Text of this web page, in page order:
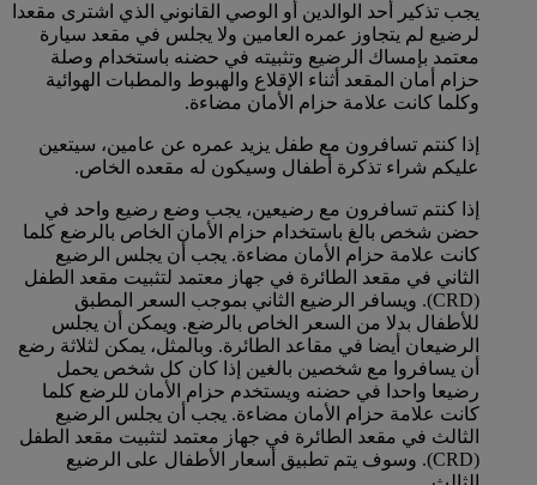
يجب تذكير أحد الوالدين أو الوصي القانوني الذي اشترى مقعدا
لرضيع لم يتجاوز عمره العامين ولا يجلس في مقعد سيارة
معتمد بإمساك الرضيع وتثبيته في حضنه باستخدام وصلة
حزام أمان المقعد أثناء الإقلاع والهبوط والمطبات الهوائية
وكلما كانت علامة حزام الأمان مضاءة.
إذا كنتم تسافرون مع طفل يزيد عمره عن عامين، سيتعين
عليكم شراء تذكرة أطفال وسيكون له مقعده الخاص.
إذا كنتم تسافرون مع رضيعين، يجب وضع رضيع واحد في
حضن شخص بالغ باستخدام حزام الأمان الخاص بالرضع كلما
كانت علامة حزام الأمان مضاءة. يجب أن يجلس الرضيع
الثاني في مقعد الطائرة في جهاز معتمد لتثبيت مقعد الطفل
(CRD). ويسافر الرضيع الثاني بموجب السعر المطبق
للأطفال بدلا من السعر الخاص بالرضع. ويمكن أن يجلس
الرضيعان أيضا في مقاعد الطائرة. وبالمثل، يمكن لثلاثة رضع
أن يسافروا مع شخصين بالغين إذا كان كل شخص يحمل
رضيعا واحدا في حضنه ويستخدم حزام الأمان للرضع كلما
كانت علامة حزام الأمان مضاءة. يجب أن يجلس الرضيع
الثالث في مقعد الطائرة في جهاز معتمد لتثبيت مقعد الطفل
(CRD). وسوف يتم تطبيق أسعار الأطفال على الرضيع